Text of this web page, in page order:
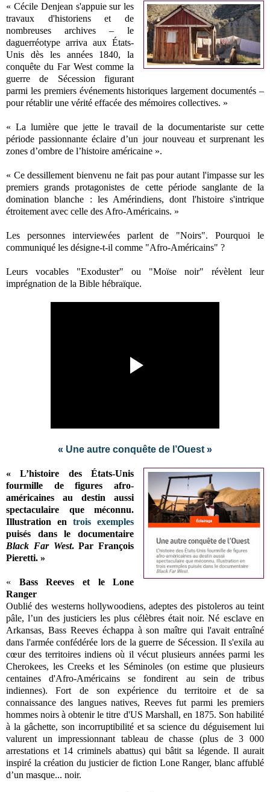
« Cécile Denjean s'appuie sur les
travaux d'historiens et de
nombreuses archives – le
daguerréotype arriva aux États-
Unis dès les années 1840, la
conquête du Far West comme la
guerre de Sécession figurant
parmi les premiers événements historiques largement documentés –
pour rétablir une vérité effacée des mémoires collectives. »
« La lumière que jette le travail de la documentariste sur cette
période passionnante éclaire d’un jour nouveau et surprenant les
zones d’ombre de l’histoire américaine ».
« Ce dessillement bienvenu ne fait pas pour autant l'impasse sur les
premiers grands protagonistes de cette période sanglante de la
domination blanche : les Amérindiens, dont l'histoire s'intrique
étroitement avec celle des Afro-Américains. »
Les personnes interviewées parlent de "Noirs". Pourquoi le
communiqué les désigne-t-il comme "Afro-Américains" ?
Leurs vocables "Exoduster" ou "Moïse noir" révèlent leur
imprégnation de la Bible hébraïque.
« Une autre conquête de l’Ouest »
«L’histoire des États-Unis
fourmille de figures afro-
américaines au destin aussi
spectaculaire que méconnu.
Illustration entrois exemples
puisés dans le documentaire
Black Far West. Par François
Pieretti. »
« Bass Reeves et le Lone
Ranger
Oublié des westerns hollywoodiens, adeptes des pistoleros au teint
pâle, l’un des justiciers les plus célèbres était noir. Né esclave en
Arkansas, Bass Reeves échappa à son maître qui l'avait entraîné
dans l'armée confédérée lors de la guerre de Sécession. Il s'exila au
cœur des territoires indiens où il vécut plusieurs années parmi les
Cherokees, les Creeks et les Séminoles (on estime que plusieurs
centaines d'Afro-Américains se fondirent au sein de tribus
indiennes). Fort de son expérience du territoire et de sa
connaissance des langues natives, Reeves fut parmi les premiers
hommes noirs à obtenir le titre d'US Marshall, en 1875. Son habilité
à la gâchette, son incorruptibilité et sa science du déguisement lui
valurent un impressionnant tableau de chasse (plus de 3 000
arrestations et 14 criminels abattus) qui bâtit sa légende. Il aurait
inspiré la création du justicier de fiction Lone Ranger, blanc affublé
d’un masque... noir.